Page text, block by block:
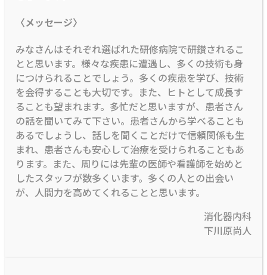
〈メッセージ〉
みなさんはそれぞれ選ばれた研修病院で研鑚されるこ
とと思います。様々な疾患に遭遇し、多くの技術も身
につけられることでしょう。多くの疾患を学び、技術
を会得することも大切です。また、ヒトとして成長す
ることも望まれます。多忙だと思いますが、患者さん
の話を聞いてみて下さい。患者さんから学べることも
あるでしょうし、話しを聞くことだけで信頼関係も生
まれ、患者さんも安心して治療を受けられることもあ
ります。また、周りには先輩の医師や看護師を始めと
したスタッフが数多くいます。多くの人との出会い
が、人間力を高めてくれることと思います。
消化器内科
下川原尚人